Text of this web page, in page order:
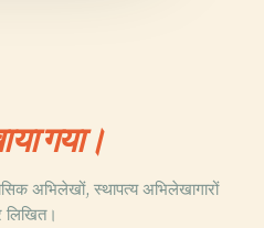
गया।
अभिलेखों, स्थापत्य अभिलेखागारों
लिखित।